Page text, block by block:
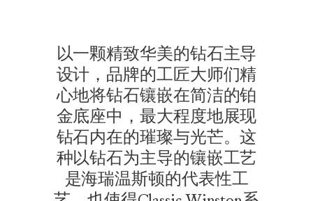
以一颗精致华美的钻石主导
设计，品牌的工匠大师们精
心地将钻石镶嵌在简洁的铂
金底座中，最大程度地展现
钻石内在的璀璨与光芒。这
种以钻石为主导的镶嵌工艺
是海瑞温斯顿的代表性工